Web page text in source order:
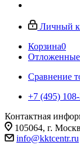
Личный
Корзина0
Отложенные
Сравнение
+7 (495)
Контактная
105064, г.
info@kktcentr.ru